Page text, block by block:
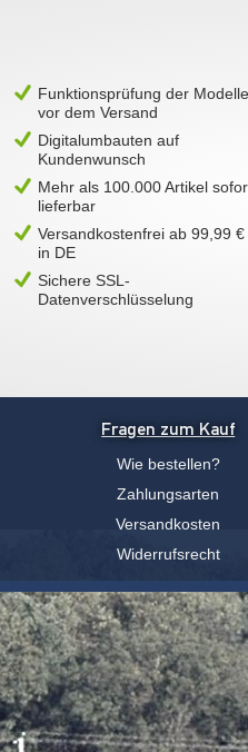
Funktionsprüfung der Modelle
vor dem Versand
Digitalumbauten auf
Kundenwunsch
Mehr als 100.000 Artikel
lieferbar
Versandkostenfrei ab 99,99 €
in DE
Sichere SSL-
Datenverschlüsselung
Fragen zum Kauf
Wie bestellen?
Zahlungsarten
Versandkosten
Widerrufsrecht